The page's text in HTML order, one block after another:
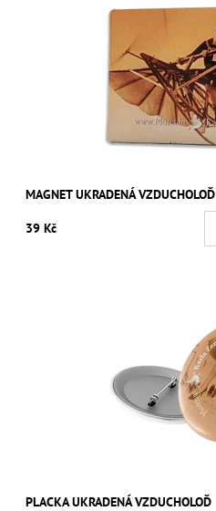
MAGNET UKRADENÁ VZDUCHOLOĎ
39 Kč
PLACKA UKRADENÁ VZDUCHOLOĎ